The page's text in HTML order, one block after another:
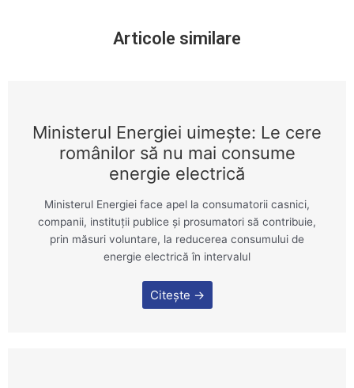
Articole similare
Ministerul Energiei uimește: Le cere
românilor să nu mai consume
energie electrică
Ministerul Energiei face apel la consumatorii casnici,
companii, instituţii publice şi prosumatori să contribuie,
prin măsuri voluntare, la reducerea consumului de
energie electrică în intervalul
Citește →